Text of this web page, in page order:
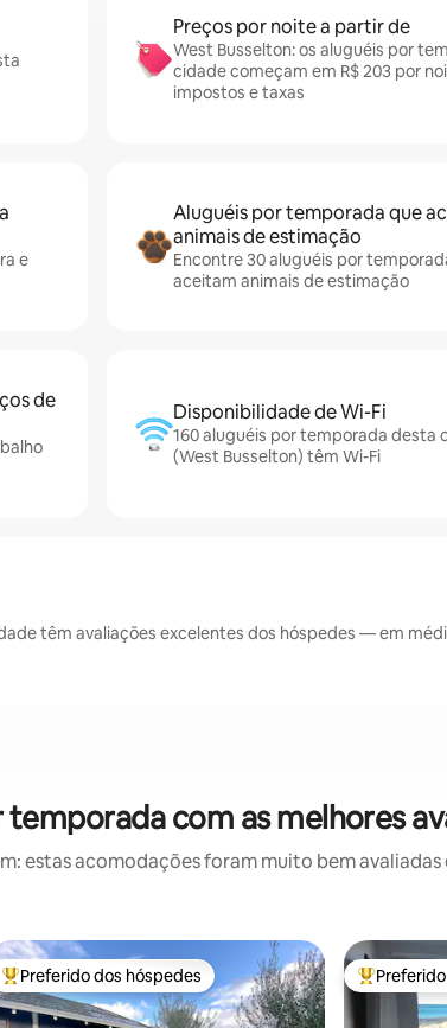
Preços por noite a partir de
West Busselton: os aluguéis por
cidade começam em R$ 203 por
impostos e taxas
e
Aluguéis por temporada que
animais de estimação
Encontre 30 aluguéis por
aceitam animais de estimação
de
Disponibilidade de Wi-Fi
160 aluguéis por temporada desta
(West Busselton) têm Wi-Fi
têm avaliações excelentes dos hóspedes — em
com as melhores
estas acomodações foram muito bem
Entre os melhores preferidos dos hóspedes
Preferido dos hóspedes Entre os